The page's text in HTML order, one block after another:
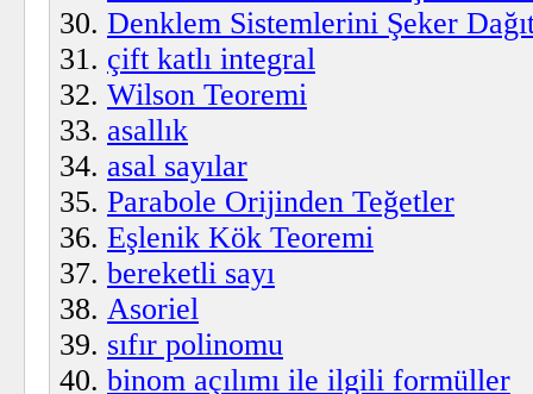
Denklem Sistemlerini Şeker
çift katlı integral
Wilson Teoremi
asallık
asal sayılar
Parabole Orijinden Teğetler
Eşlenik Kök Teoremi
bereketli sayı
Asoriel
sıfır polinomu
binom açılımı ile ilgili formüller